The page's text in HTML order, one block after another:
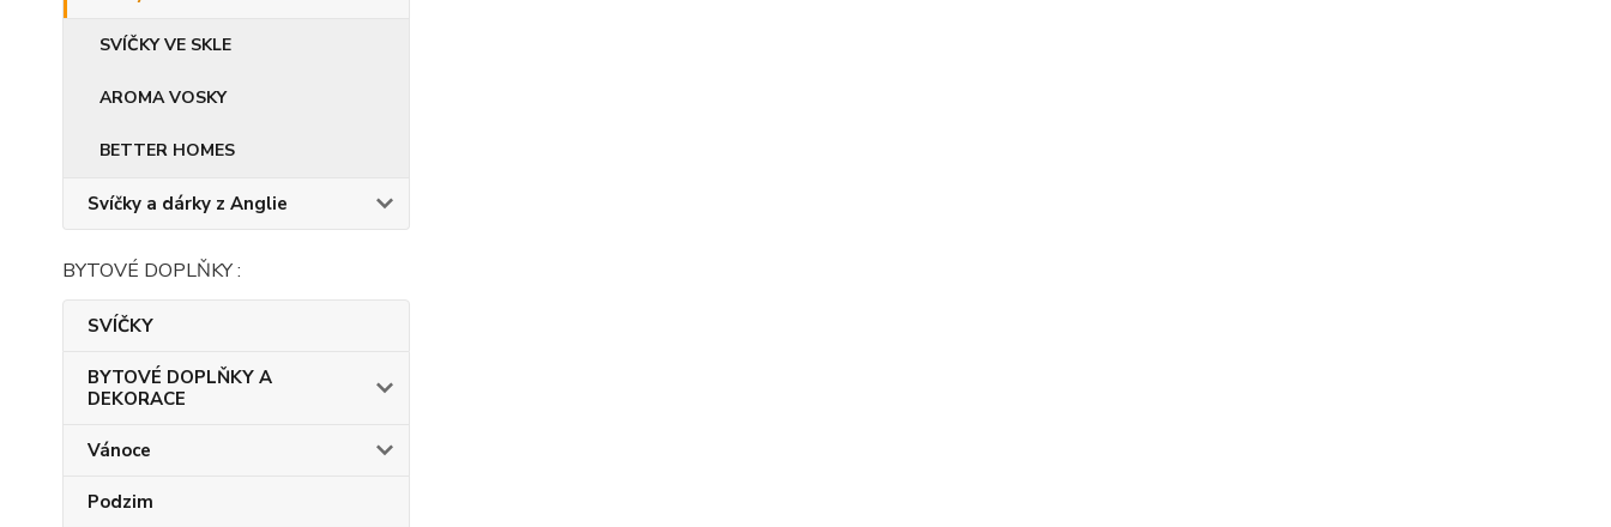
SVÍČKY VE SKLE
AROMA VOSKY
BETTER HOMES
Svíčky a dárky z Anglie
BYTOVÉ DOPLŇKY :
SVÍČKY
BYTOVÉ DOPLŇKY A
DEKORACE
Vánoce
Podzim